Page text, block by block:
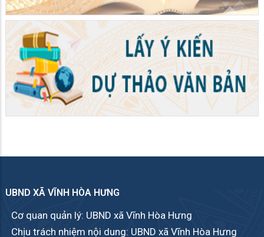
UBND XÃ VĨNH HÒA HƯNG
Cơ quan quản lý: UBND xã Vĩnh Hòa Hưng
Chịu trách nhiệm nội dung: UBND xã Vĩnh Hòa Hưng